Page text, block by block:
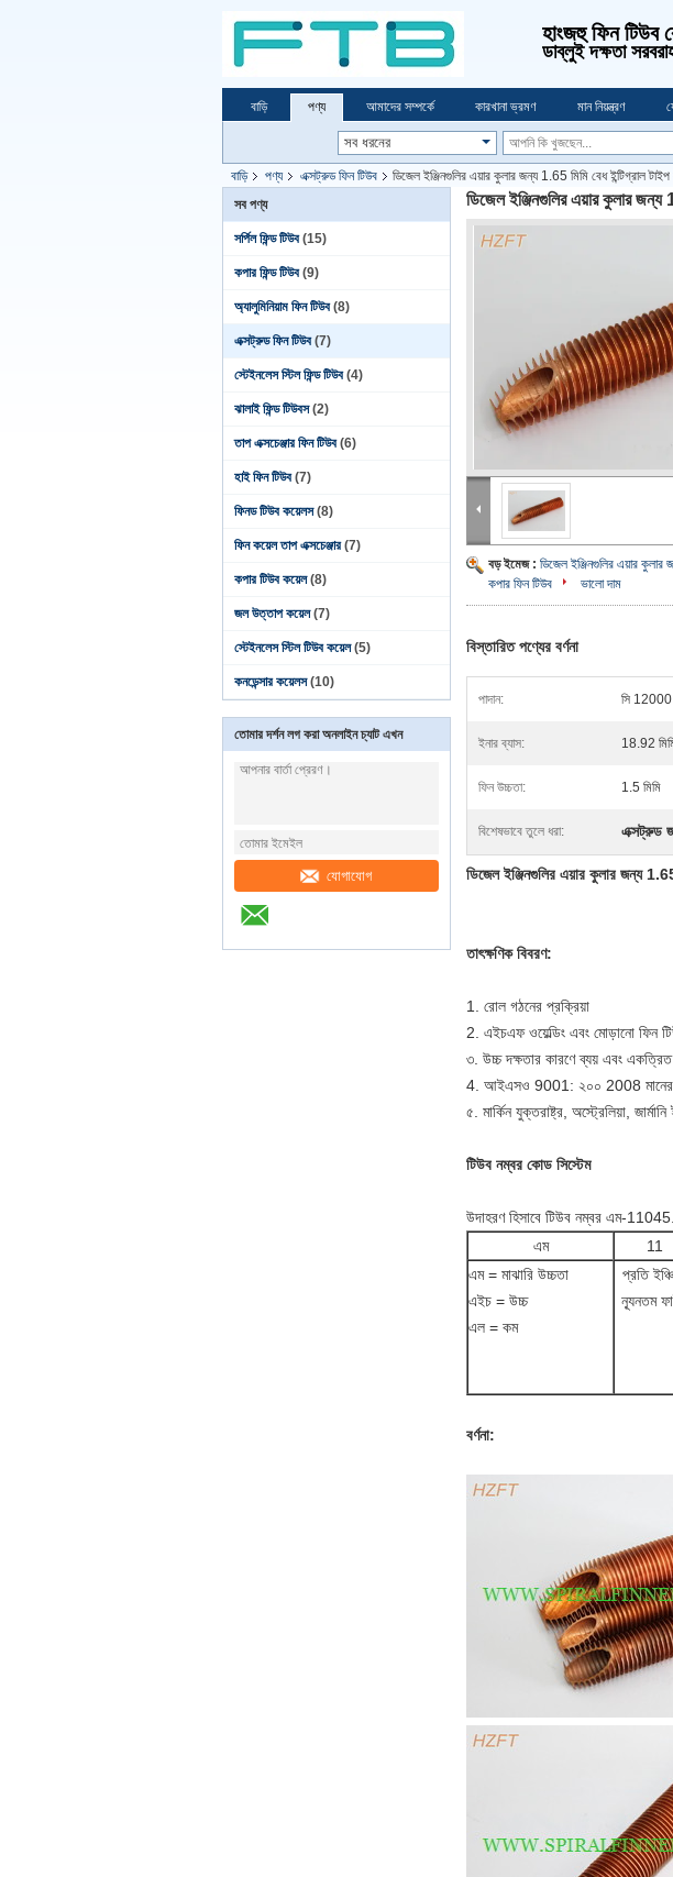
হাংজহু ফিন টিউব
ডাব্লুই দক্ষতা
বাড়ি পণ্য আমাদের সম্পর্কে কারখানা ভ্রমণ মান নিয়ন্ত্রণ
বাড়ি পণ্য এক্সট্রুড ফিন টিউব
ডিজেল ইঞ্জিনগুলির এয়ার কুলার জন্য 1.65 মিমি বেধ ইন্টিগ্রাল
সব পণ্য
সর্পিল ফিন্ড টিউব (15)
কপার ফিন্ড টিউব (9)
অ্যালুমিনিয়াম ফিন টিউব (8)
এক্সট্রুড ফিন টিউব (7)
স্টেইনলেস স্টিল ফিন্ড টিউব (4)
ঝালাই ফিন্ড টিউবস (2)
তাপ এক্সচেঞ্জার ফিন টিউব (6)
হাই ফিন টিউব (7)
ফিনড টিউব কয়েলস (8)
ফিন কয়েল তাপ এক্সচেঞ্জার (7)
কপার টিউব কয়েল (8)
জল উত্তাপ কয়েল (7)
স্টেইনলেস স্টিল টিউব কয়েল (5)
কনডেন্সার কয়েলস (10)
তোমার দর্শন লগ করা অনলাইন চ্যাট এখন
যোগাযোগ
ডিজেল ইঞ্জিনগুলির এয়ার কুলার জন্য
বড় ইমেজ : ডিজেল ইঞ্জিনগুলির এয়ার কুলার
কপার ফিন টিউব
ভালো দাম
বিস্তারিত পণ্যের বর্ণনা
পাদান: সি
ইনার ব্যাস: 18.92
ফিন উচ্চতা: 1.5 মিমি
বিশেষভাবে তুলে ধরা: এক্সট্রুড
ডিজেল ইঞ্জিনগুলির এয়ার কুলার জন্য
তাৎক্ষণিক বিবরণ:
1. রোল গঠনের প্রক্রিয়া
2. এইচএফ ওয়েল্ডিং এবং মোড়ানো ফিন
৩. উচ্চ দক্ষতার কারণে ব্যয় এবং
4. আইএসও 9001: ২০০ 2008 মানের
৫. মার্কিন যুক্তরাষ্ট্র, অস্ট্রেলিয়া,
টিউব নম্বর কোড সিস্টেম
উদাহরণ হিসাবে টিউব নম্বর এম-
এম
11
এম = মাঝারি উচ্চতা
এইচ = উচ্চ
এল = কম
প্রতি
ন্যূনতম
বর্ণনা: